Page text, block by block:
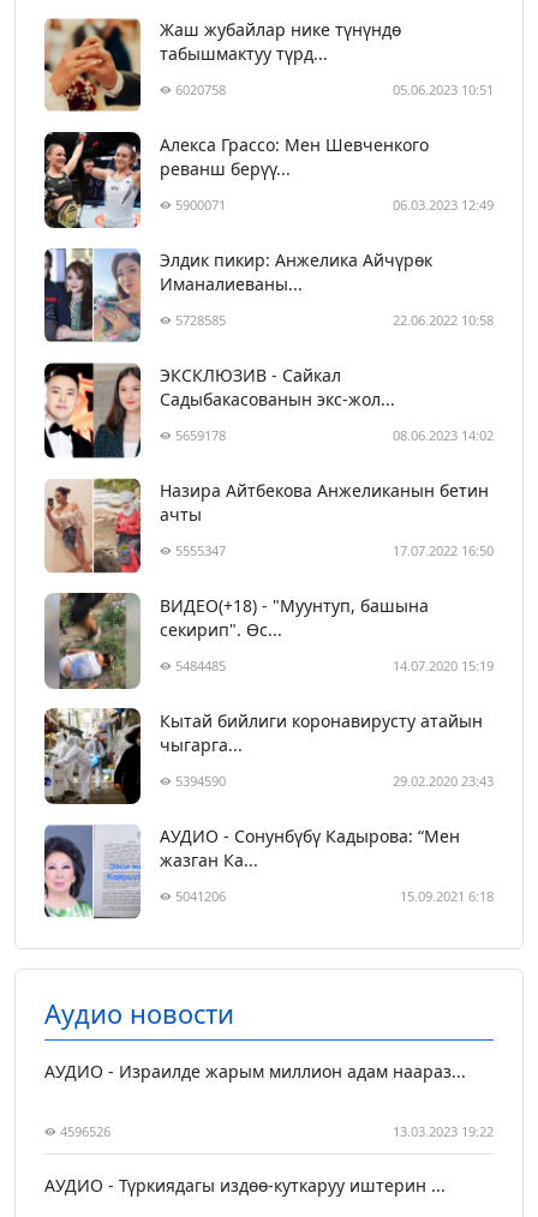
Жаш жубайлар нике түнүндө
табышмактуу түрд...
6020758 05.06.2023 10:51
Алекса Грассо: Мен Шевченкого
реванш берүү...
5900071 06.03.2023 12:49
Элдик пикир: Анжелика Айчүрөк
Иманалиеваны...
5728585 22.06.2022 10:58
ЭКСКЛЮЗИВ - Сайкал
Садыбакасованын экс-жол...
5659178 08.06.2023 14:02
Назира Айтбекова Анжеликанын бетин
ачты
5555347 17.07.2022 16:50
ВИДЕО(+18) - "Муунтуп, башына
секирип". Өс...
5484485 14.07.2020 15:19
Кытай бийлиги коронавирусту атайын
чыгарга...
5394590 29.02.2020 23:43
АУДИО - Сонунбүбү Кадырова: “Мен
жазган Ка...
5041206 15.09.2021 6:18
Аудио новости
АУДИО - Израилде жарым миллион адам наараз...
4596526 13.03.2023 19:22
АУДИО - Түркиядагы издөө-куткаруу иштерин ...